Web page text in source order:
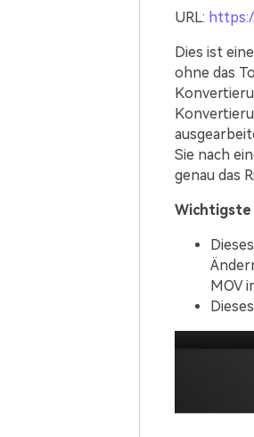
URL:
Dies ist
ohne das
Sie nach
genau das
Wichtigste
MOV